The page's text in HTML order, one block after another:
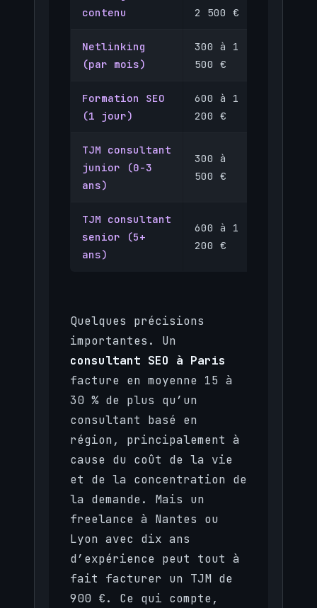
contenu
2 500 €
Netlinking
(par mois)
300 à 1
500 €
Formation SEO
(1 jour)
600 à 1
200 €
TJM consultant
junior (0-3
ans)
300 à
500 €
TJM consultant
senior (5+
ans)
600 à 1
200 €
Quelques précisions
importantes. Un
consultant SEO à Paris
facture en moyenne 15 à
30 % de plus qu’un
consultant basé en
région, principalement à
cause du coût de la vie
et de la concentration de
la demande. Mais un
freelance à Nantes ou
Lyon avec dix ans
d’expérience peut tout à
fait facturer un TJM de
900 €. Ce qui compte,